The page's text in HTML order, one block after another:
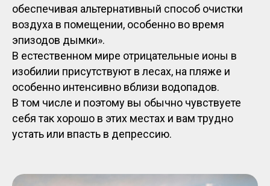
обеспечивая альтернативный способ очистки
воздуха в помещении, особенно во время
эпизодов дымки».
В естественном мире отрицательные ионы в
изобилии присутствуют в лесах, на пляже и
особенно интенсивно вблизи водопадов.
В том числе и поэтому вы обычно чувствуете
себя так хорошо в этих местах и ​​вам трудно
устать или впасть в депрессию.